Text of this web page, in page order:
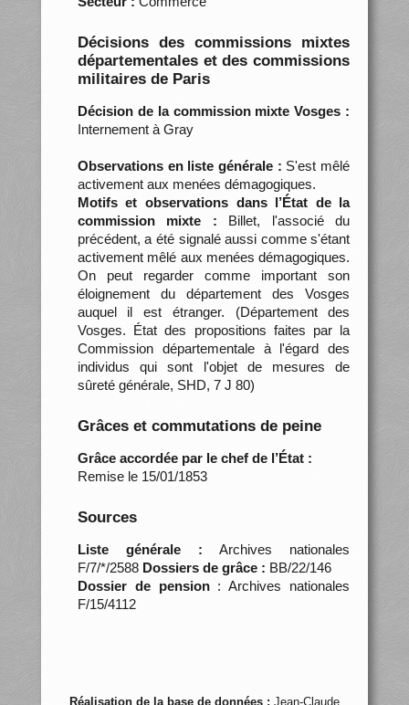
Décisions des commissions mixtes
départementales et des commissions
militaires de Paris
Décision de la commission mixte Vosges :
Internement à Gray
Observations en liste générale : S'est mêlé
activement aux menées démagogiques.
Motifs et observations dans l’État de la
commission mixte : Billet, l'associé du
précédent, a été signalé aussi comme s'étant
activement mêlé aux menées démagogiques.
On peut regarder comme important son
éloignement du département des Vosges
auquel il est étranger. (Département des
Vosges. État des propositions faites par la
Commission départementale à l'égard des
individus qui sont l'objet de mesures de
sûreté générale, SHD, 7 J 80)
Grâces et commutations de peine
Grâce accordée par le chef de l’État :
Remise le 15/01/1853
Sources
Liste générale : Archives nationales
F/7/*/2588 Dossiers de grâce : BB/22/146
Dossier de pension: Archives nationales
F/15/4112
Réalisation de la base de données : Jean-Claude